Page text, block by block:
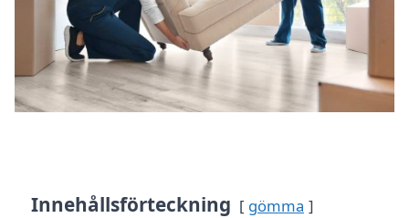
Innehållsförteckning gömma